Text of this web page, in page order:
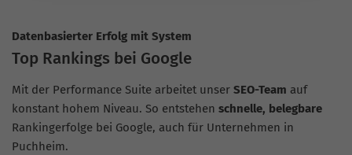
Datenbasierter Erfolg mit System
Top Rankings bei Google
Mit der Performance Suite arbeitet unser SEO-Team auf
konstant hohem Niveau. So entstehen schnelle, belegbare
Rankingerfolge bei Google, auch für Unternehmen in
Puchheim.